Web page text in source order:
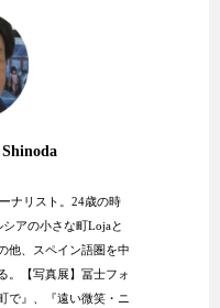
ナリスト。24歳の時
アの小さな町Lojaと
他、スペイン語圏を中
。【写真展】冨士フォ
で』、『遠い微笑・ニ